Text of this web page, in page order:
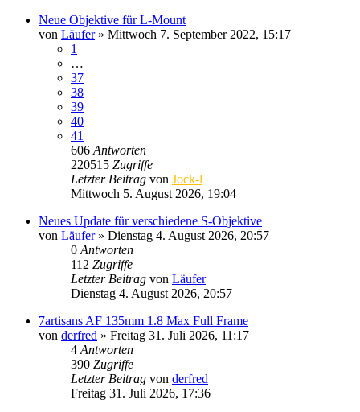
Neue Objektive für L-Mount
von Läufer» Mittwoch 7. September 2022, 15:17
1
…
37
38
39
40
41
606 Antworten
220515 Zugriffe
Letzter Beitrag von Jock-l
Mittwoch 5. August 2026, 19:04
Neues Update für verschiedene S-Objektive
von Läufer» Dienstag 4. August 2026, 20:57
0 Antworten
112 Zugriffe
Letzter Beitrag von Läufer
Dienstag 4. August 2026, 20:57
7artisans AF 135mm 1.8 Max Full Frame
von derfred » Freitag 31. Juli 2026, 11:17
4 Antworten
390 Zugriffe
Letzter Beitrag von derfred
Freitag 31. Juli 2026, 17:36